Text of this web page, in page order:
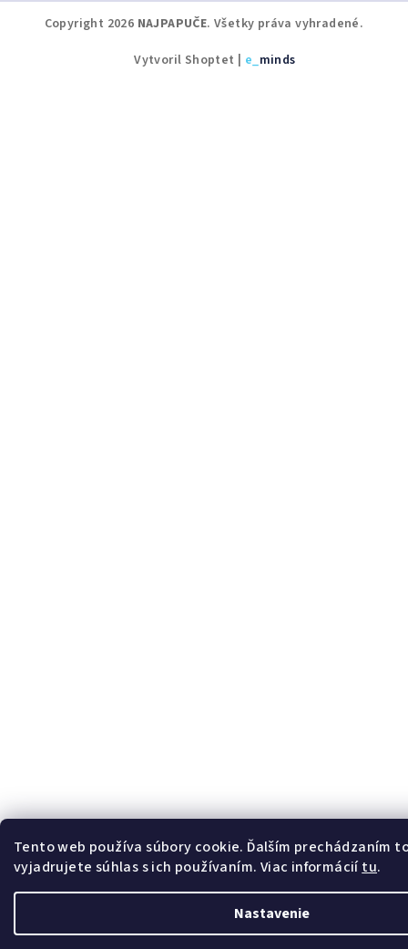
Tento web používa súbory cookie. Ďalším prechádzaním
vyjadrujete súhlas s ich používaním. Viac informáciítu.
Nastavenie
Copyright 2026 NAJPAPUČE. Všetky práva vyhradené.
Vytvoril Shoptet
e_minds